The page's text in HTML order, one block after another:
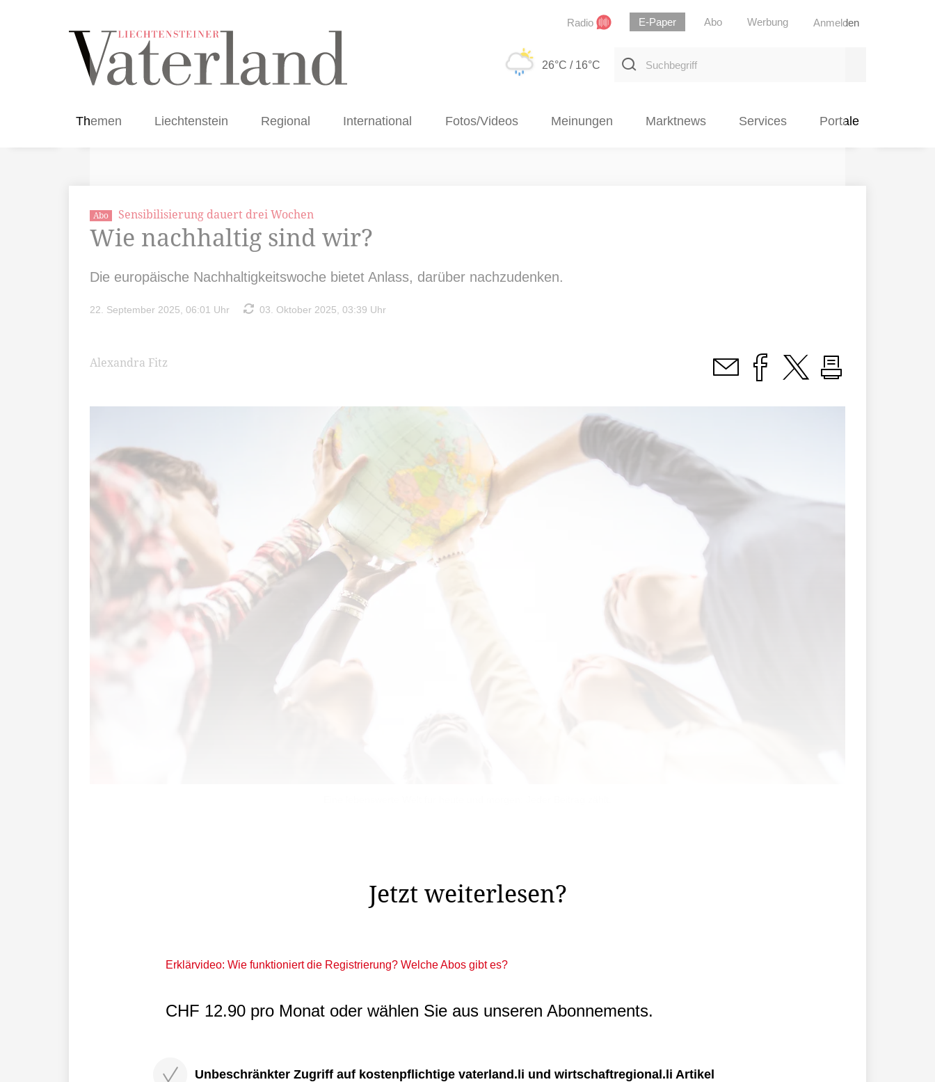
Radio E-Paper Abo Werbung Anmelden
26°C / 16°C
Suchbegriff
Themen Liechtenstein Regional International Fotos/Videos Meinungen Marktnews Services Portale
Abo Sensibilisierung dauert drei Wochen
Wie nachhaltig sind wir?
Die europäische Nachhaltigkeitswoche bietet Anlass, darüber nachzudenken.
22. September 2025, 06:01 Uhr 03. Oktober 2025, 03:39 Uhr
Alexandra Fitz
Jetzt weiterlesen?
Erklärvideo: Wie funktioniert die Registrierung? Welche Abos gibt es?
CHF 12.90 pro Monat oder wählen Sie aus unseren Abonnements.
Unbeschränkter Zugriff auf kostenpflichtige vaterland.li und wirtschaftregional.li Artikel